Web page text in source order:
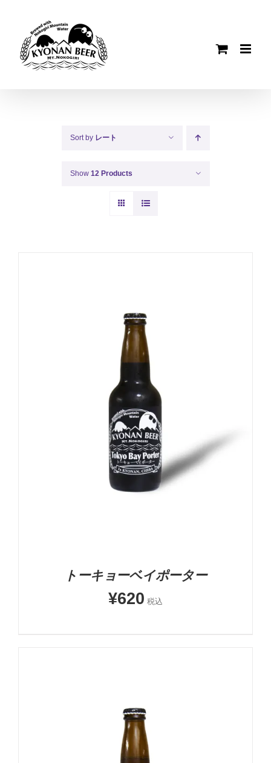
content
Sort by レート
Show 12 Products
5段階中
5.00
の評価
お買い物カゴに追加
詳細
トーキョーベイポーター
¥620 税込